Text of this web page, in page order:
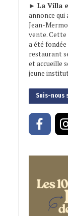
► La Villa
annonce qui
Jean-
vente.
a été fondée
restaurant
et accueille
jeune
Suis-nous